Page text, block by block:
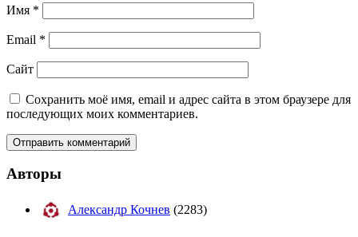
Имя *
Email *
Сайт
Сохранить моё имя, email и адрес сайта в этом браузере для
последующих моих комментариев.
Авторы
Александр Кочнев (2283)